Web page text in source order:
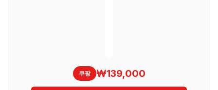
쿠팡 ₩139,000